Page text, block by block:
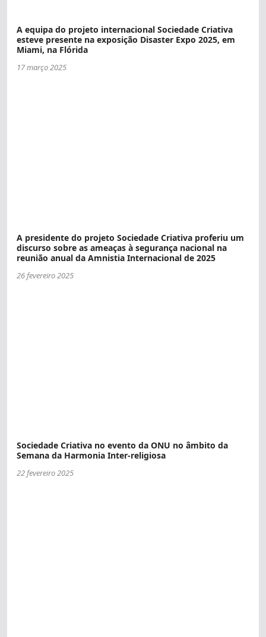
A equipa do projeto internacional Sociedade Criativa
esteve presente na exposição Disaster Expo 2025, em
Miami, na Flórida
17 março 2025
A presidente do projeto Sociedade Criativa proferiu um
discurso sobre as ameaças à segurança nacional na
reunião anual da Amnistia Internacional de 2025
26 fevereiro 2025
Sociedade Criativa no evento da ONU no âmbito da
Semana da Harmonia Inter-religiosa
22 fevereiro 2025